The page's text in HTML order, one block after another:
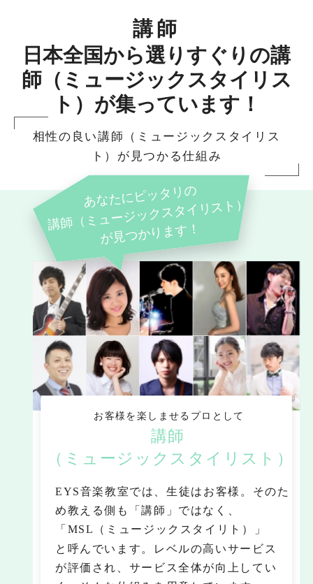
講師
日本全国から選りすぐりの講
師（ミュージックスタイリス
ト）が集っています！
相性の良い講師（ミュージックスタイリス
ト）が見つかる仕組み